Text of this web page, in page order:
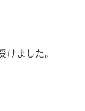
けました。